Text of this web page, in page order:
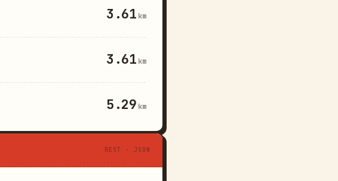
3.61 km
3.61 km
5.29 km
REST · JSON